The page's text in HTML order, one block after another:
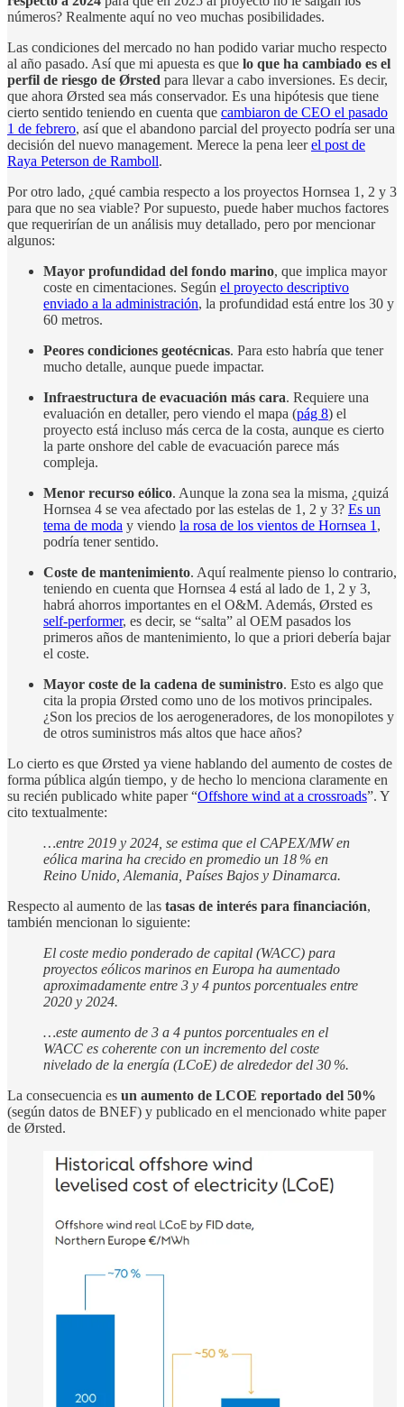
números? Realmente aquí no veo muchas posibilidades.
Las condiciones del mercado no han podido variar mucho respecto
al año pasado. Así que mi apuesta es que lo que ha cambiado es el
perfil de riesgo de Ørsted para llevar a cabo inversiones. Es decir,
que ahora Ørsted sea más conservador. Es una hipótesis que tiene
cierto sentido teniendo en cuenta que cambiaron de CEO el pasado
1 de febrero, así que el abandono parcial del proyecto podría ser una
decisión del nuevo management. Merece la pena leerel post de
Raya Peterson de Ramboll.
Por otro lado, ¿qué cambia respecto a los proyectos Hornsea 1, 2 y 3
para que no sea viable? Por supuesto, puede haber muchos factores
que requerirían de un análisis muy detallado, pero por mencionar
algunos:
Mayor profundidad del fondo marino, que implica mayor
coste en cimentaciones. Según el proyecto descriptivo
enviado a la administración, la profundidad está entre los 30 y
60 metros.
Peores condiciones geotécnicas. Para esto habría que tener
mucho detalle, aunque puede impactar.
Infraestructura de evacuación más cara. Requiere una
evaluación en detaller, pero viendo el mapa (pág 8) el
proyecto está incluso más cerca de la costa, aunque es cierto
la parte onshore del cable de evacuación parece más
compleja.
Menor recurso eólico. Aunque la zona sea la misma, ¿quizá
Hornsea 4 se vea afectado por las estelas de 1, 2 y 3? Es un
tema de moda y viendo la rosa de los vientos de Hornsea 1 ,
podría tener sentido.
Coste de mantenimiento. Aquí realmente pienso lo contrario,
teniendo en cuenta que Hornsea 4 está al lado de 1, 2 y 3,
habrá ahorros importantes en el O&M. Además, Ørsted es
self-performer, es decir, se “salta” al OEM pasados los
primeros años de mantenimiento, lo que a priori debería bajar
el coste.
Mayor coste de la cadena de suministro. Esto es algo que
cita la propia Ørsted como uno de los motivos principales.
¿Son los precios de los aerogeneradores, de los monopilotes y
de otros suministros más altos que hace años?
Lo cierto es que Ørsted ya viene hablando del aumento de costes de
forma pública algún tiempo, y de hecho lo menciona claramente en
su recién publicado white paper “Offshore wind at a crossroads”. Y
cito textualmente:
…entre 2019 y 2024, se estima que el CAPEX/MW en
eólica marina ha crecido en promedio un 18 % en
Reino Unido, Alemania, Países Bajos y Dinamarca.
Respecto al aumento de las tasas de interés para financiación,
también mencionan lo siguiente:
El coste medio ponderado de capital (WACC) para
proyectos eólicos marinos en Europa ha aumentado
aproximadamente entre 3 y 4 puntos porcentuales entre
2020 y 2024.
…este aumento de 3 a 4 puntos porcentuales en el
WACC es coherente con un incremento del coste
nivelado de la energía (LCoE) de alrededor del 30 %.
La consecuencia es un aumento de LCOE reportado del 50%
(según datos de BNEF) y publicado en el mencionado white paper
de Ørsted.